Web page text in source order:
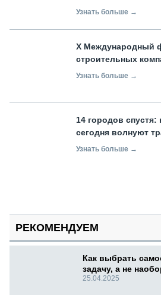
Узнать больше →
X Международный
строительных
Узнать больше →
14 городов спустя:
сегодня волнуют
Узнать больше →
РЕКОМЕНДУЕМ
Как выбрать
задачу, а не
25.04.2025